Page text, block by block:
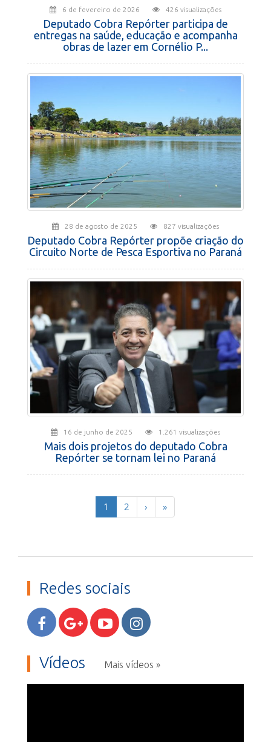
6 de fevereiro de 2026 426 visualizações
Deputado Cobra Repórter participa de
entregas na saúde, educação e acompanha
obras de lazer em Cornélio P...
28 de agosto de 2025 827 visualizações
Deputado Cobra Repórter propõe criação do
Circuito Norte de Pesca Esportiva no Paraná
16 de junho de 2025 1.261 visualizações
Mais dois projetos do deputado Cobra
Repórter se tornam lei no Paraná
1 (current)
2 › »
Redes sociais
Vídeos Mais vídeos »